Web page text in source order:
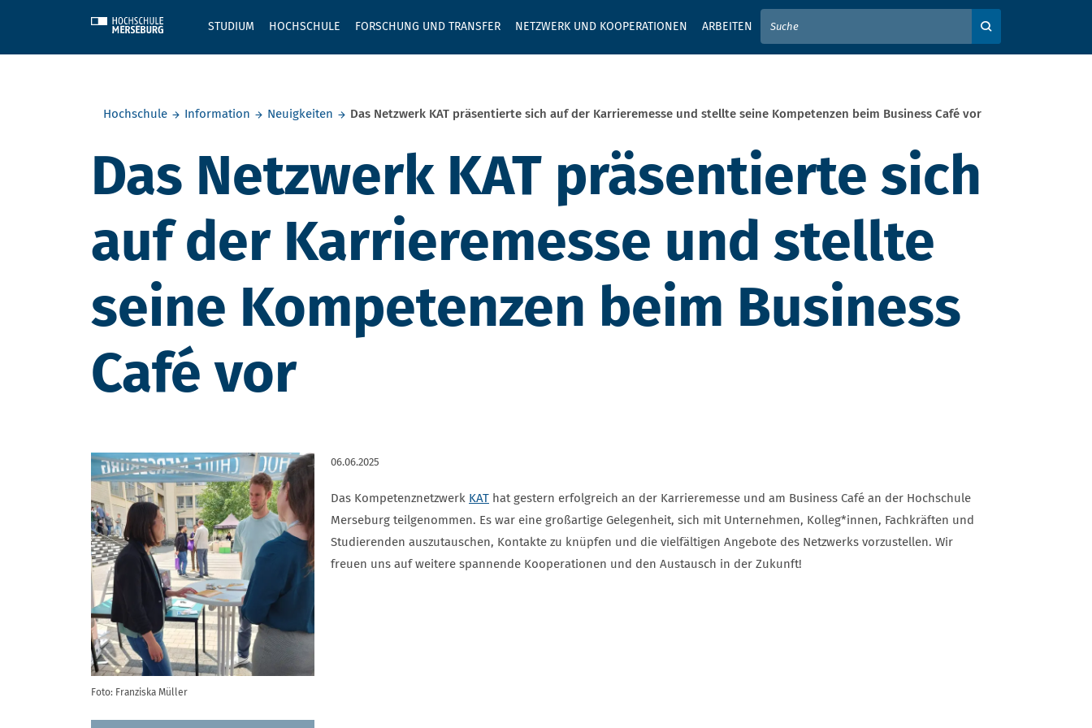
STUDIUM HOCHSCHULE FORSCHUNG UND TRANSFER NETZWERK UND KOOPERATIONEN ARBEITEN
GEBEN SIE HIER IHREN SUCHBEGRIFF EIN
Hochschule
Information Neuigkeiten Das Netzwerk KAT präsentierte sich auf der Karrieremesse und stellte seine Kompetenzen beim Business Café vor
Das Netzwerk KAT präsentierte sich
auf der Karrieremesse und stellte
seine Kompetenzen beim Business
Café vor
Foto: Franziska Müller
06.06.2025
Das Kompetenznetzwerk KAT hat gestern erfolgreich an der Karrieremesse und am Business Café an der Hochschule
Merseburg teilgenommen. Es war eine großartige Gelegenheit, sich mit Unternehmen, Kolleg*innen, Fachkräften und
Studierenden auszutauschen, Kontakte zu knüpfen und die vielfältigen Angebote des Netzwerks vorzustellen. Wir
freuen uns auf weitere spannende Kooperationen und den Austausch in der Zukunft!